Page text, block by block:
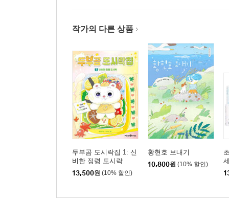
작가의 다른 상품
두부곰 도시락집 1: 신
비한 정령 도시락
13,500원 (10% 할인)
황현호 보내기
10,800원 (10% 할인)